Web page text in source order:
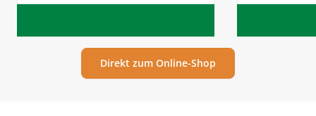
Direkt zum Online-Shop